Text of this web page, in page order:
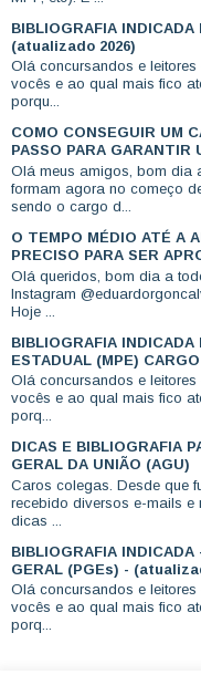
BIBLIOGRAFIA
(atualizado 2026)
Olá concursandos e
vocês e ao qual mais fico
porqu...
COMO CONSEGUIR UM
PASSO PARA GARANTIR
Olá meus amigos, bom dia
formam agora no começo
sendo o cargo d...
O TEMPO MÉDIO ATÉ A
PRECISO PARA SER
Olá queridos, bom dia a
Instagram
Hoje ...
BIBLIOGRAFIA
ESTADUAL (MPE)
Olá concursandos e
vocês e ao qual mais fico
porq...
DICAS E BIBLIOGRAFIA
GERAL DA UNIÃO (AGU)
Caros colegas. Desde que
recebido diversos e-mails e
dicas ...
BIBLIOGRAFIA
GERAL (PGEs) -
Olá concursandos e
vocês e ao qual mais fico
porq...